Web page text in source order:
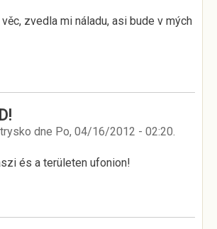
zvedla mi náladu, asi bude v mých
trysko dne Po, 04/16/2012 - 02:20.
és a területen ufonion!